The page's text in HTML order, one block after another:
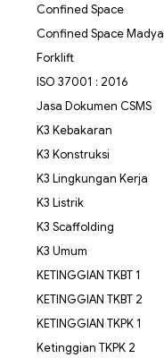
Confined Space
Confined Space Madya
Forklift
ISO 37001 : 2016
Jasa Dokumen CSMS
K3 Kebakaran
K3 Konstruksi
K3 Lingkungan Kerja
K3 Listrik
K3 Scaffolding
K3 Umum
KETINGGIAN TKBT 1
KETINGGIAN TKBT 2
KETINGGIAN TKPK 1
Ketinggian TKPK 2